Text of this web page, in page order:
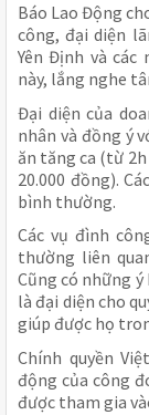
Báo Lao Động
công, đại diện
Yên Định và
này, lắng nghe
Đại diện của
nhân và đồng ý
ăn tăng ca (từ
20.000 đồng).
bình thường.
Các vụ đình
thường liên
Cũng có những
là đại diện cho
giúp được họ
Chính quyền
động của công
được tham gia